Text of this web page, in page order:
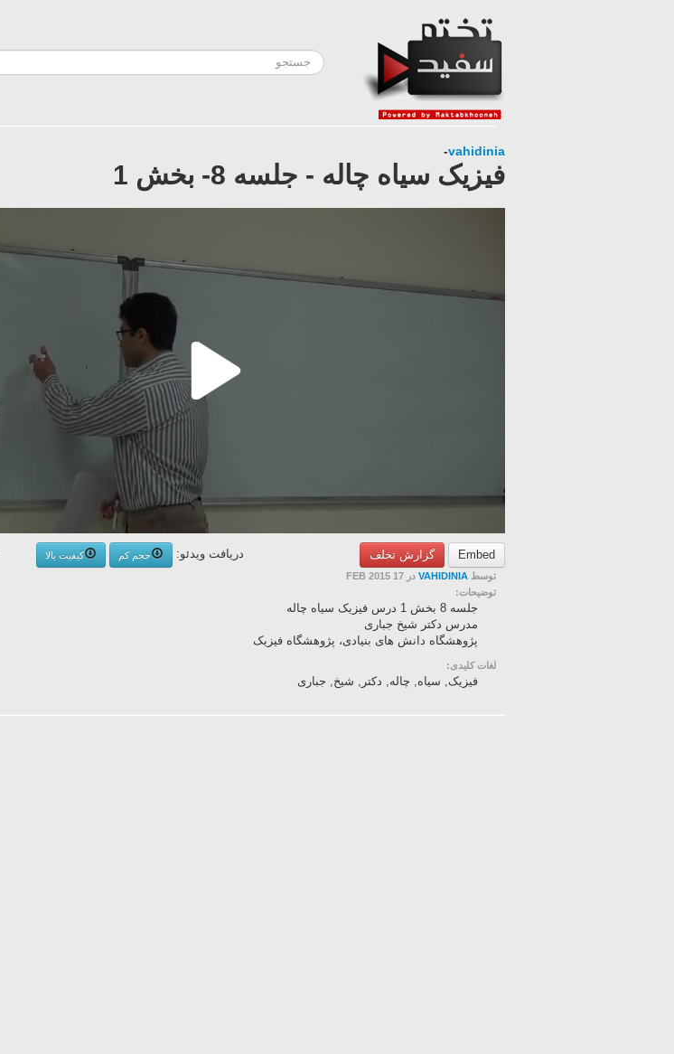
vahidinia
-
فیزیک سیاه چاله - جلسه 8- بخش 1
Embed گزارش تخلف دریافت ویدئو: حجم کم
کیفیت بالا
توسط VAHIDINIA در 17 FEB 2015
توضیحات:
جلسه 8 بخش 1 درس فیزیک سیاه چاله
مدرس دکتر شیخ جباری
پژوهشگاه دانش های بنیادی، پژوهشگاه فیزیک
لغات کلیدی:
فیزیک, سیاه, چاله, دکتر, شیخ, جباری